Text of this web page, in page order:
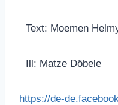
Text: Moemen
Ill: Matze Döbele
https://de-